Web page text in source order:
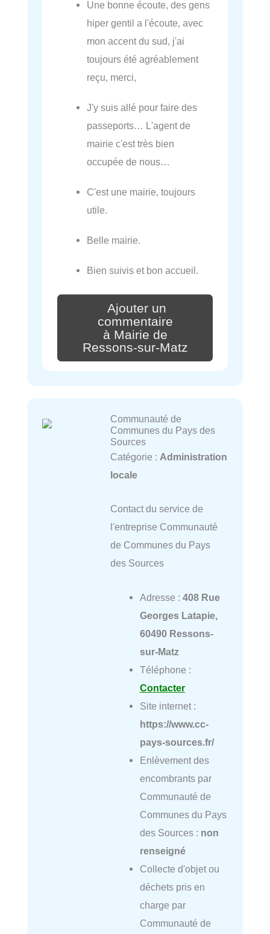
Une bonne écoute, des gens
hiper gentil a l'écoute, avec
mon accent du sud, j'ai
toujours été agréablement
reçu, merci,
J'y suis allé pour faire des
passeports… L'agent de
mairie c'est très bien
occupée de nous…
C'est une mairie, toujours
utile.
Belle mairie.
Bien suivis et bon accueil.
Ajouter un
commentaire
à Mairie de
Ressons-sur-Matz
Communauté de
Communes du Pays des
Sources
Catégorie : Administration
locale
Contact du service de
l'entreprise Communauté
de Communes du Pays
des Sources
Adresse : 408 Rue
Georges Latapie,
60490 Ressons-
sur-Matz
Téléphone :
Contacter
Site internet :
https://www.cc-
pays-sources.fr/
Enlèvement des
encombrants par
Communauté de
Communes du Pays
des Sources : non
renseigné
Collecte d'objet ou
déchets pris en
charge par
Communauté de